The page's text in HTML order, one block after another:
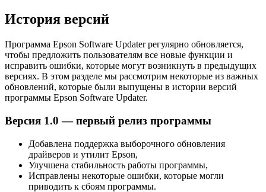
История версий
Программа Epson Software Updater регулярно обновляется,
чтобы предложить пользователям все новые функции и
исправить ошибки, которые могут возникнуть в предыдущих
версиях. В этом разделе мы рассмотрим некоторые из важных
обновлений, которые были выпущены в истории версий
программы Epson Software Updater.
Версия 1.0 — первый релиз программы
Добавлена поддержка выборочного обновления
драйверов и утилит Epson,
Улучшена стабильность работы программы,
Исправлены некоторые ошибки, которые могли
приводить к сбоям программы.